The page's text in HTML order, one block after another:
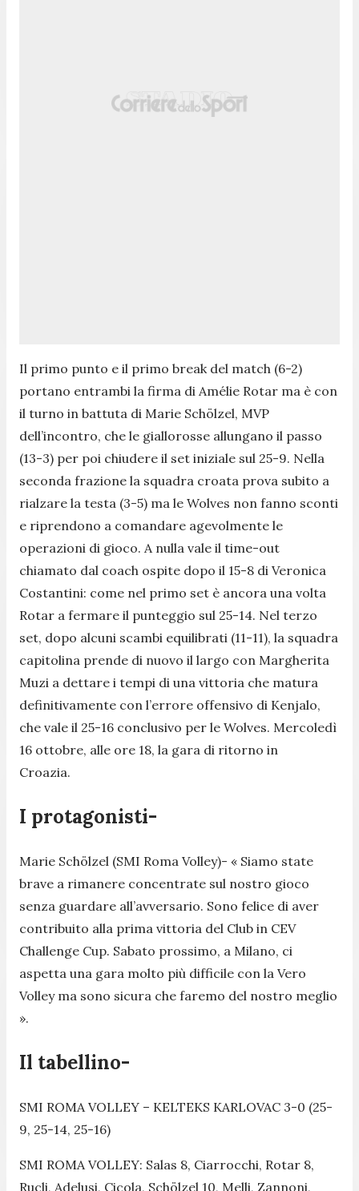
Il primo punto e il primo break del match (6-2)
portano entrambi la firma di Amélie Rotar ma è con
il turno in battuta di Marie Schölzel, MVP
dell’incontro, che le giallorosse allungano il passo
(13-3) per poi chiudere il set iniziale sul 25-9. Nella
seconda frazione la squadra croata prova subito a
rialzare la testa (3-5) ma le Wolves non fanno sconti
e riprendono a comandare agevolmente le
operazioni di gioco. A nulla vale il time-out
chiamato dal coach ospite dopo il 15-8 di Veronica
Costantini: come nel primo set è ancora una volta
Rotar a fermare il punteggio sul 25-14. Nel terzo
set, dopo alcuni scambi equilibrati (11-11), la squadra
capitolina prende di nuovo il largo con Margherita
Muzi a dettare i tempi di una vittoria che matura
definitivamente con l’errore offensivo di Kenjalo,
che vale il 25-16 conclusivo per le Wolves. Mercoledì
16 ottobre, alle ore 18, la gara di ritorno in
Croazia.
I protagonisti-
Marie Schölzel (SMI Roma Volley)- « Siamo state
brave a rimanere concentrate sul nostro gioco
senza guardare all’avversario. Sono felice di aver
contribuito alla prima vittoria del Club in CEV
Challenge Cup. Sabato prossimo, a Milano, ci
aspetta una gara molto più difficile con la Vero
Volley ma sono sicura che faremo del nostro meglio
».
Il tabellino-
SMI ROMA VOLLEY – KELTEKS KARLOVAC 3-0 (25-
9, 25-14, 25-16)
SMI ROMA VOLLEY: Salas 8, Ciarrocchi, Rotar 8,
Rucli, Adelusi, Cicola, Schölzel 10, Melli, Zannoni,